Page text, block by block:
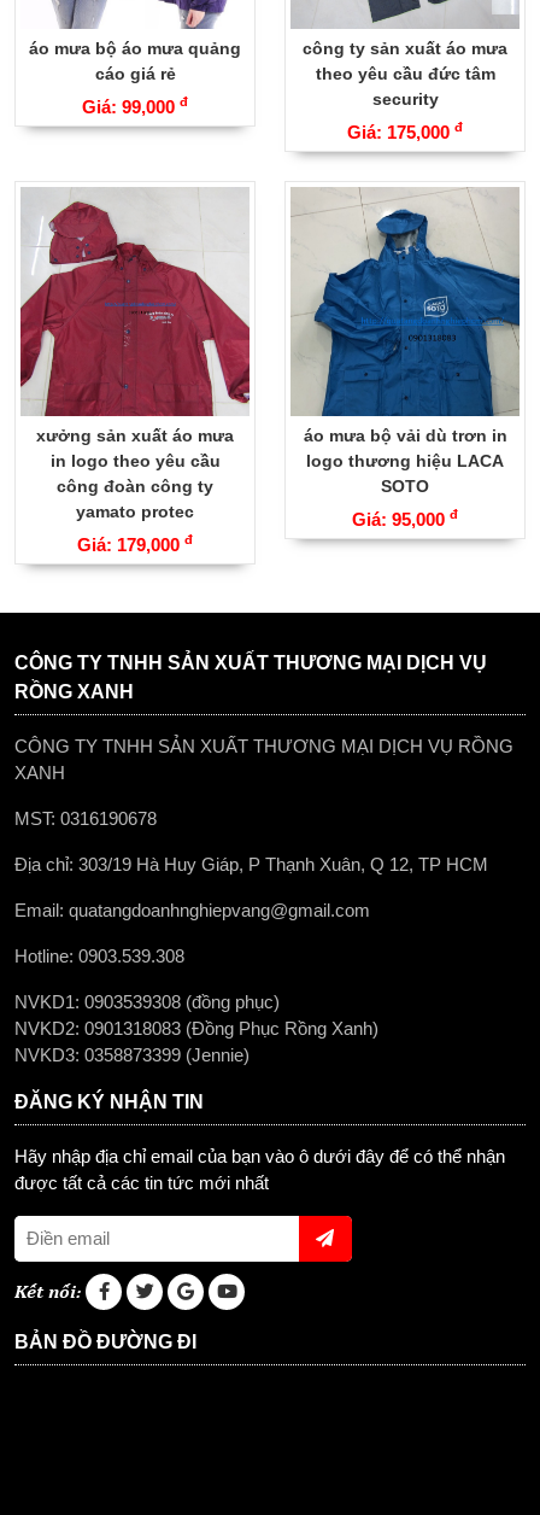
áo mưa bộ áo mưa quảng
cáo giá rẻ
Giá: 99,000 đ
công ty sản xuất áo mưa
theo yêu cầu đức tâm
security
Giá: 175,000 đ
xưởng sản xuất áo mưa
in logo theo yêu cầu
công đoàn công ty
yamato protec
Giá: 179,000 đ
áo mưa bộ vải dù trơn in
logo thương hiệu LACA
SOTO
Giá: 95,000 đ
CÔNG TY TNHH SẢN XUẤT THƯƠNG MẠI DỊCH VỤ
RỒNG XANH
CÔNG TY TNHH SẢN XUẤT THƯƠNG MẠI DỊCH VỤ RỒNG
XANH
MST: 0316190678
Địa chỉ: 303/19 Hà Huy Giáp, P Thạnh Xuân, Q 12, TP HCM
Email: quatangdoanhnghiepvang@gmail.com
Hotline: 0903.539.308
NVKD1: 0903539308 (đồng phục)
NVKD2: 0901318083 (Đồng Phục Rồng Xanh)
NVKD3: 0358873399 (Jennie)
ĐĂNG KÝ NHẬN TIN
Hãy nhập địa chỉ email của bạn vào ô dưới đây để có thể nhận
được tất cả các tin tức mới nhất
Kết nối:
BẢN ĐỒ ĐƯỜNG ĐI